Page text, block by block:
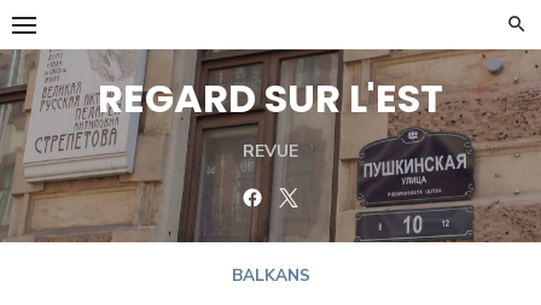
Skip
to
content
REGARD SUR L'EST
REVUE
FacebookTwitter
BALKANS